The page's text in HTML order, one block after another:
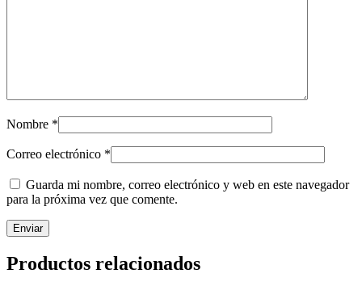
Nombre *
Correo electrónico *
Guarda mi nombre, correo electrónico y web en este navegador
para la próxima vez que comente.
Productos relacionados